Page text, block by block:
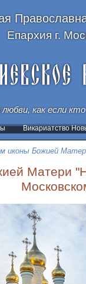
Епархия г.
как если
Викариатство
иконы Божией
Матери